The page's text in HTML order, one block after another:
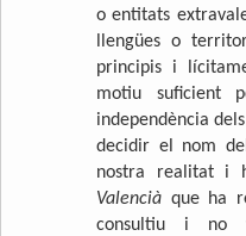
o entitats
llengües o
principis i
motiu suficient
independència
decidir el nom
nostra realitat i
Valencià que ha
consultiu i no